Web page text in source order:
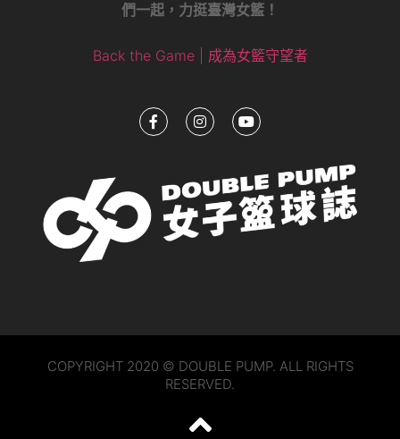
們一起，力挺臺灣女籃！
Back the Game | 成為女籃守望者
COPYRIGHT 2020 © DOUBLE PUMP. ALL RIGHTS
RESERVED.